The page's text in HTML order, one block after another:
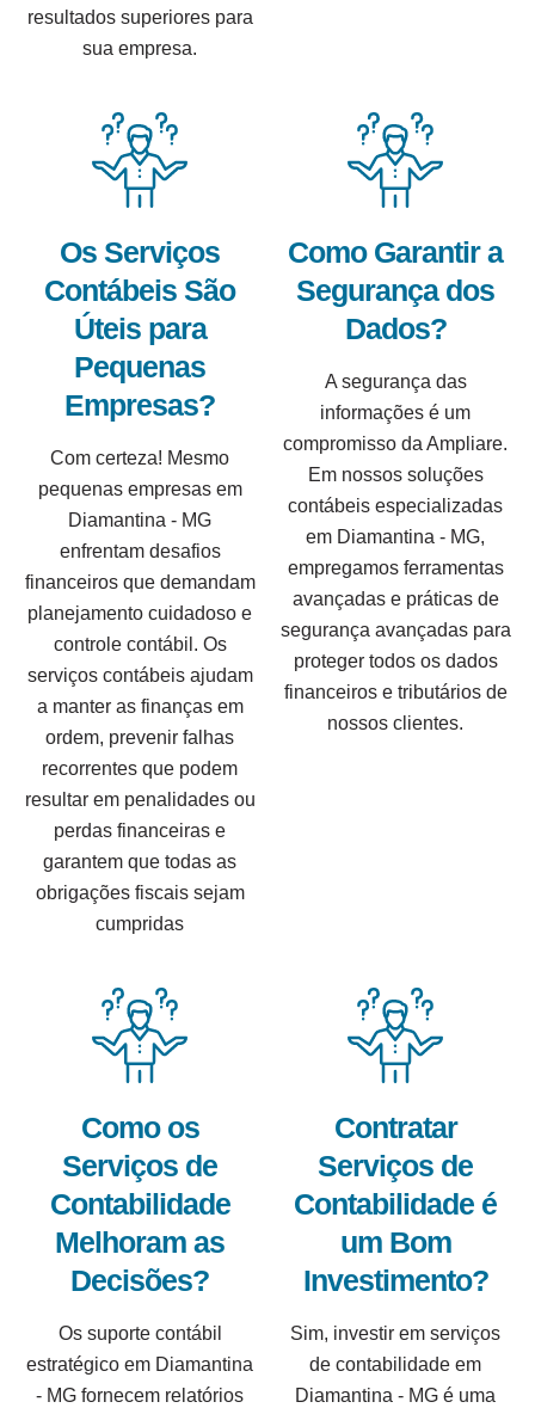
resultados superiores para
sua empresa.
Os Serviços
Contábeis São
Úteis para
Pequenas
Empresas?
Com certeza! Mesmo
pequenas empresas em
Diamantina - MG
enfrentam desafios
financeiros que demandam
planejamento cuidadoso e
controle contábil. Os
serviços contábeis ajudam
a manter as finanças em
ordem, prevenir falhas
recorrentes que podem
resultar em penalidades ou
perdas financeiras e
garantem que todas as
obrigações fiscais sejam
cumpridas
Como Garantir a
Segurança dos
Dados?
A segurança das
informações é um
compromisso da Ampliare.
Em nossos soluções
contábeis especializadas
em Diamantina - MG,
empregamos ferramentas
avançadas e práticas de
segurança avançadas para
proteger todos os dados
financeiros e tributários de
nossos clientes.
Como os
Serviços de
Contabilidade
Melhoram as
Decisões?
Os suporte contábil
estratégico em Diamantina
- MG fornecem relatórios
Contratar
Serviços de
Contabilidade é
um Bom
Investimento?
Sim, investir em serviços
de contabilidade em
Diamantina - MG é uma